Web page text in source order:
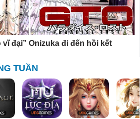
vĩ đại” Onizuka đi đến hồi kết
TUẦN